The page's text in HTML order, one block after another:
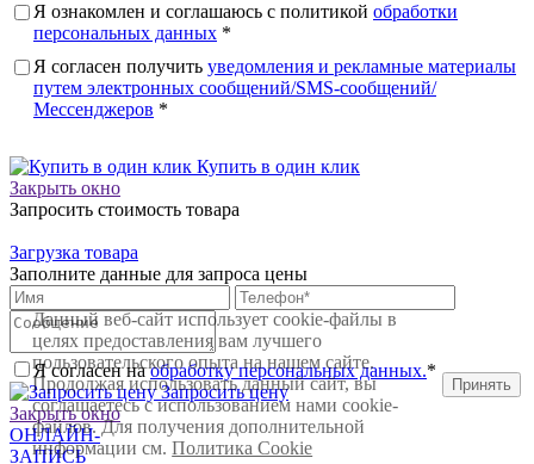
Я ознакомлен и соглашаюсь с политикой обработки
персональных данных *
Я согласен получить уведомления и рекламные материалы
путем электронных сообщений/SMS-сообщений/
Мессенджеров *
Купить в один клик
Закрыть окно
Запросить стоимость товара
Загрузка товара
Заполните данные для запроса цены
Я согласен наобработку персональных данных.*
Запросить цену
Закрыть окно
ОНЛАЙН-
ЗАПИСЬ
Данный веб-сайт использует cookie-файлы в
целях предоставления вам лучшего
пользовательского опыта на нашем сайте.
Продолжая использовать данный сайт, вы
соглашаетесь с использованием нами cookie-
файлов. Для получения дополнительной
информации см.Политика Cookie
Принять